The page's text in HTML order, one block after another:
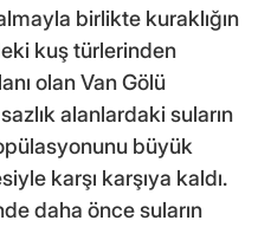
birlikte kuraklığın
kuş türlerinden
olan Van Gölü
alanlardaki suların
büyük
karşı karşıya kaldı.
daha önce suların